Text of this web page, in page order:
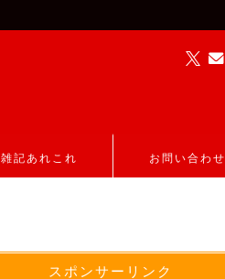
雑記あれこれ お問い合わせ
スポンサーリンク